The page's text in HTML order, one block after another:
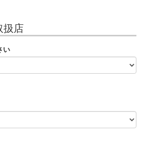
扱店
い